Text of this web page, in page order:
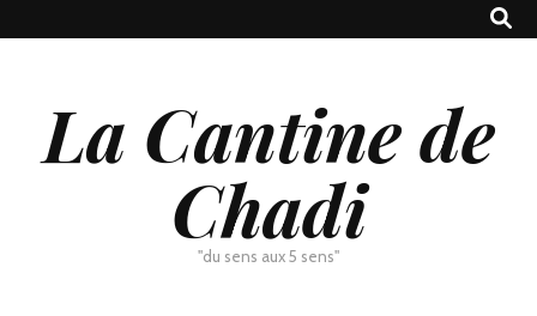
La Cantine de
Chadi
"du sens aux 5 sens"